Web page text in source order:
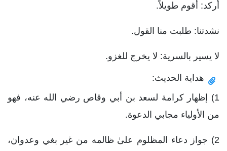
أركد: أقوم طويلاً.
نشدتنا: طلبت منا القول.
لا يسير بالسرية: لا يخرج للغزو.
هداية الحديث:
1) إظهار كرامة لسعد بن أبي وقاص رضي الله عنه، فهو
من الأولياء مجابي الدعوة.
2) جواز دعاء المظلوم علىٰ ظالمه من غير بغي وعدوان،